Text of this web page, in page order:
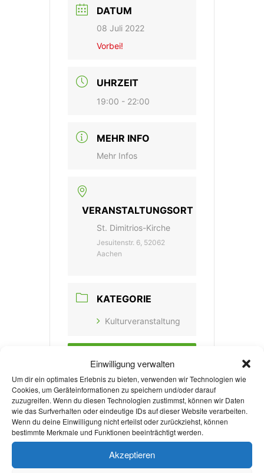
Einwilligung verwalten
Um dir ein optimales Erlebnis zu bieten, verwenden wir Technologien wie
Cookies, um Geräteinformationen zu speichern und/oder darauf
zuzugreifen. Wenn du diesen Technologien zustimmst, können wir Daten
wie das Surfverhalten oder eindeutige IDs auf dieser Website verarbeiten.
Wenn du deine Einwilligung nicht erteilst oder zurückziehst, können
bestimmte Merkmale und Funktionen beeinträchtigt werden.
Akzeptieren
DATUM
08 Juli 2022
Vorbei!
UHRZEIT
19:00 - 22:00
MEHR INFO
Mehr Infos
VERANSTALTUNGSORT
St. Dimitrios-Kirche
Jesuitenstr. 6, 52062
Aachen
KATEGORIE
Kulturveranstaltung
Mehr Infos
+ Zu Google Kalender hinzufügen